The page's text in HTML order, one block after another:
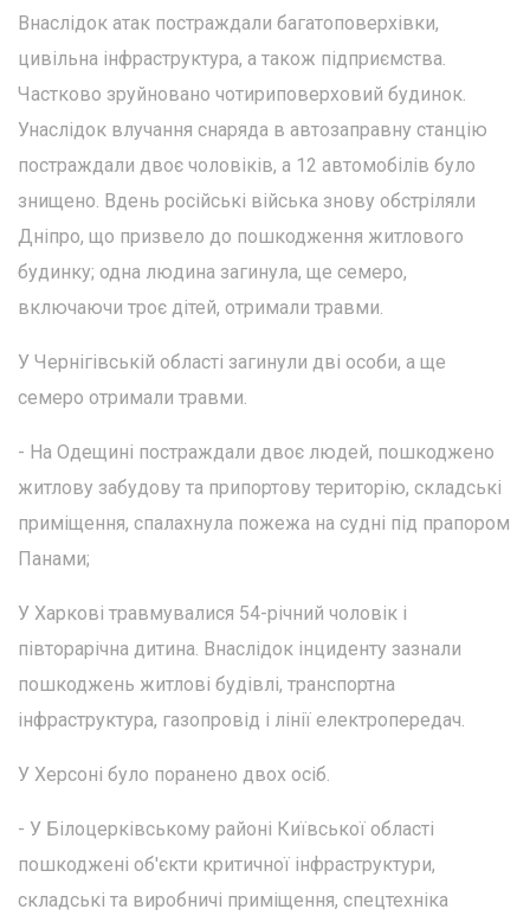
Внаслідок атак постраждали багатоповерхівки,
цивільна інфраструктура, а також підприємства.
Частково зруйновано чотириповерховий будинок.
Унаслідок влучання снаряда в автозаправну станцію
постраждали двоє чоловіків, а 12 автомобілів було
знищено. Вдень російські війська знову обстріляли
Дніпро, що призвело до пошкодження житлового
будинку; одна людина загинула, ще семеро,
включаючи троє дітей, отримали травми.
У Чернігівській області загинули дві особи, а ще
семеро отримали травми.
- На Одещині постраждали двоє людей, пошкоджено
житлову забудову та припортову територію, складські
приміщення, спалахнула пожежа на судні під прапором
Панами;
У Харкові травмувалися 54-річний чоловік і
півторарічна дитина. Внаслідок інциденту зазнали
пошкоджень житлові будівлі, транспортна
інфраструктура, газопровід і лінії електропередач.
У Херсоні було поранено двох осіб.
- У Білоцерківському районі Київської області
пошкоджені об'єкти критичної інфраструктури,
складські та виробничі приміщення, спецтехніка